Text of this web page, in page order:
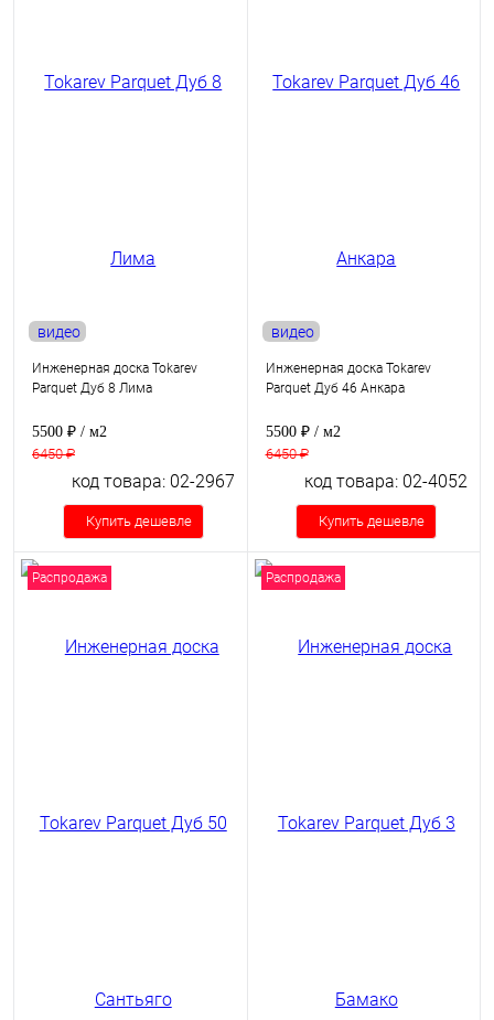
видео
Инженерная доска Tokarev
Parquet Дуб 8 Лима
5500 ₽ / м2
6450 ₽
код товара: 02-2967
Купить дешевле
видео
Инженерная доска Tokarev
Parquet Дуб 46 Анкара
5500 ₽ / м2
6450 ₽
код товара: 02-4052
Купить дешевле
Распродажа Распродажа